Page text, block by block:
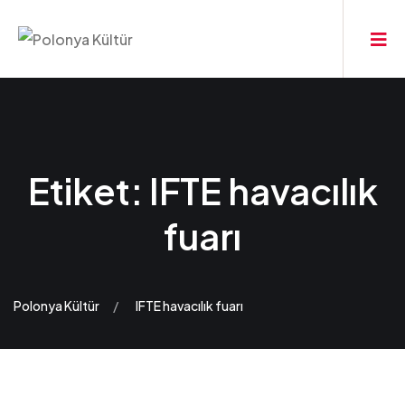
Etiket: IFTE havacılık
fuarı
Polonya Kültür IFTE havacılık fuarı